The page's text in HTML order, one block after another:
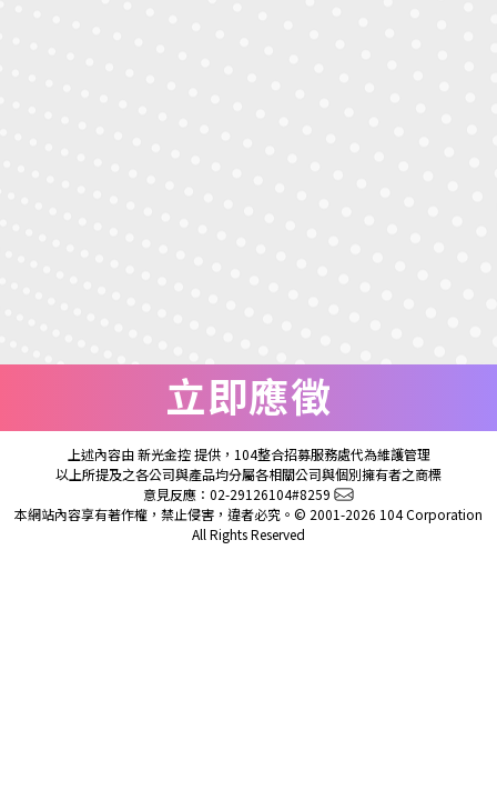
立即應徵
上述內容由 新光金控 提供，104整合招募服務處代為維護管理
以上所提及之各公司與產品均分屬各相關公司與個別擁有者之商標
意見反應：02-29126104#8259
本網站內容享有著作權，禁止侵害，違者必究。© 2001-2026 104 Corporation
All Rights Reserved